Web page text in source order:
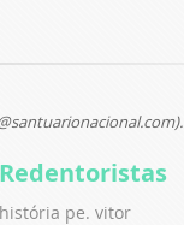
Redentoristas
história pe. vitor